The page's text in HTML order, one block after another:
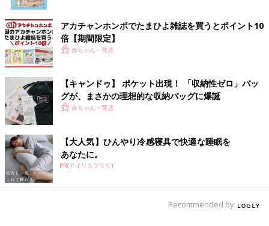
アカチャンホンポでたまひよ雑誌を買うとポイント10
倍【期間限定】
赤ちゃん・育児
【キャンドゥ】 ポケット出現！ 「収納性ゼロ」バッ
グが、まさかの理想的な収納バッグに爆誕
赤ちゃん・育児
【大人気】ひんやり冷感寝具で快適な睡眠を
あなたに。
PR(アイリスプラザ)
Recommended by